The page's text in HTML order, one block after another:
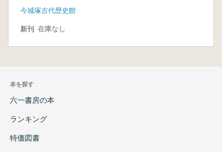
今城塚古代歴史館
新刊 在庫なし
本を探す
六一書房の本
ランキング
特価図書